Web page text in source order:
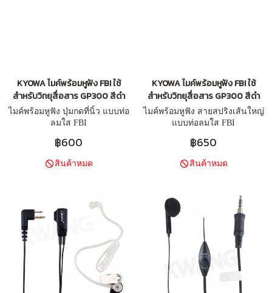
KYOWA ไมค์พร้อมหูฟัง FBI ใช้
สำหรับวิทยุสื่อสาร GP300 สีดำ
ไมค์พร้อมหูฟัง ปุ่มกดที่นิ้ว แบบท่อ
ลมใส FBI
฿600
สินค้าหมด
KYOWA ไมค์พร้อมหูฟัง FBI ใช้
สำหรับวิทยุสื่อสาร GP300 สีดำ
ไมค์พร้อมหูฟัง สายสปริงเส้นใหญ่
แบบท่อลมใส FBI
฿650
สินค้าหมด